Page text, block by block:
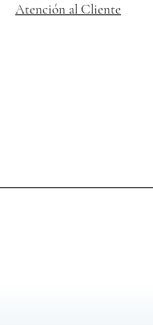
Atención al Cliente